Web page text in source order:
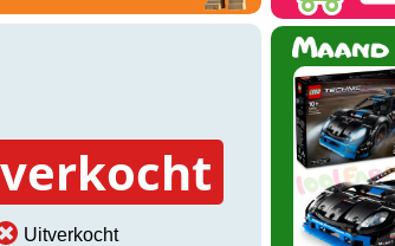
Uitverkocht